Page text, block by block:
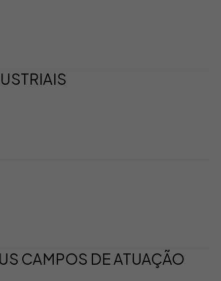
CAMPOS DE ATUAÇÃO